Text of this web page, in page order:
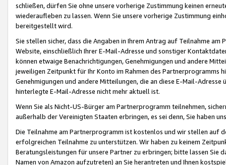
schließen, dürfen Sie ohne unsere vorherige Zustimmung keinen
wiederaufleben zu lassen. Wenn Sie unsere vorherige Zustimmung
bereitgestellt wird.
Sie stellen sicher, dass die Angaben in Ihrem Antrag auf Teilnahme
Website, einschließlich Ihrer E-Mail-Adresse und sonstiger
können etwaige Benachrichtigungen, Genehmigungen und andere
jeweiligen Zeitpunkt für Ihr Konto im Rahmen des Partnerprogramms
Genehmigungen und andere Mitteilungen, die an diese E-Mail-
hinterlegte E-Mail-Adresse nicht mehr aktuell ist.
Wenn Sie als Nicht-US-Bürger am Partnerprogramm teilnehmen,
außerhalb der Vereinigten Staaten erbringen, es sei denn, Sie haben
Die Teilnahme am Partnerprogramm ist kostenlos und wir stellen auf
erfolgreichen Teilnahme zu unterstützen. Wir haben zu keinem
Beratungsleistungen für unsere Partner zu erbringen; bitte lassen Sie
Namen von Amazon aufzutreten) an Sie herantreten und Ihnen